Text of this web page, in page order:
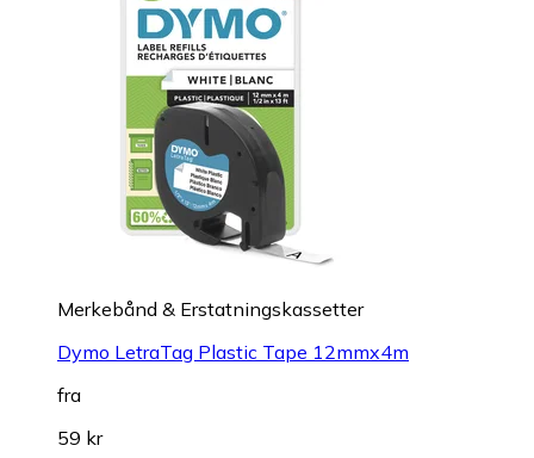
Merkebånd & Erstatningskassetter
Dymo LetraTag Plastic Tape 12mmx4m
fra
59 kr